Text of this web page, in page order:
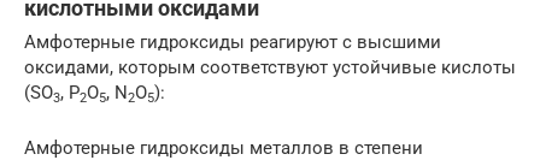
кислотными оксидами
Амфотерные гидроксиды реагируют с высшими
оксидами, которым соответствуют устойчивые кислоты
(SO3, P2O5, N2O5):
Амфотерные гидроксиды металлов в степени